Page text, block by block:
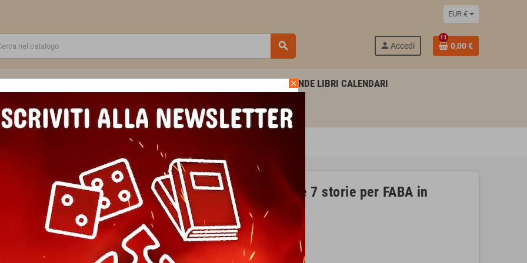
EUR €
search person Accedi
11
0,00 €
AGENDE LIBRI CALENDARI
SCUOLA E TEMPO LIBERO
BUONANOTTE contiene 7 storie per FABA in italiano CIRCA 30 MINUTI
STORIE DELLA BUONANOTTE contiene 7 storie per FABA in
italiano CIRCA 30 MINUTI
Marca
FABA
Riferimento
9788831279956
EAN13
9788831279956
close